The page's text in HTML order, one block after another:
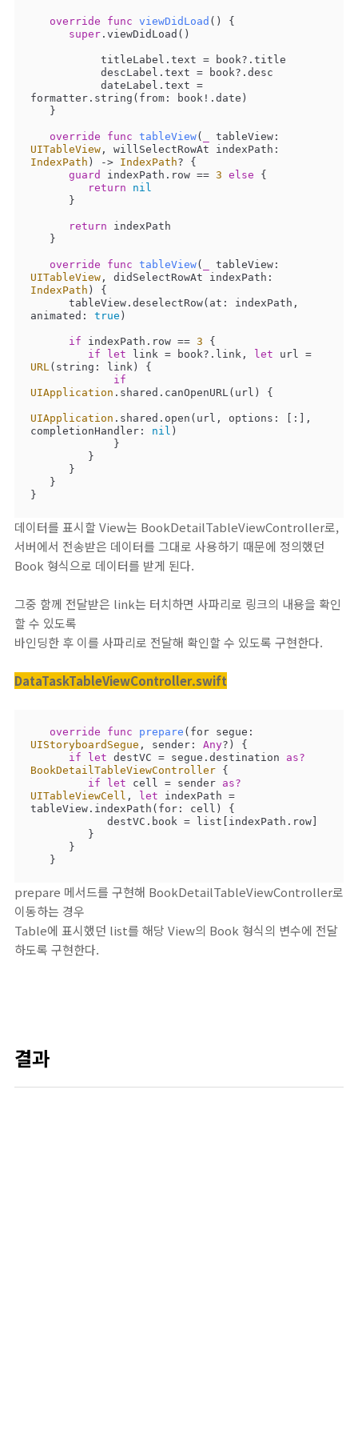
override func viewDidLoad ()
{
super .viewDidLoad()
	   titleLabel.text
= book? .title
	   descLabel.text
= book? .desc
	   dateLabel.text
=
formatter.string(from: book ! .date)
override func tableView( tableView
UITableView , willSelectRowAt indexPath
IndexPath ) -> IndexPath? {
guard
indexPath.row == 3 else {
return
nil
return indexPath
override func tableView( tableView
UITableView , didSelectRowAt indexPath
IndexPath )
{
animated: true )
if indexPath.row == 3 {
if
let link = book? .link, let url =
URL(string: link) {
if
UIApplication .shared.canOpenURL(url) {
UIApplication .shared.open(url, options: [:],
completionHandler: nil )
}
데이터를 표시할 View는 BookDetailTableViewController로,
서버에서 전송받은 데이터를 그대로 사용하기 때문에 정의했던
Book 형식으로 데이터를 받게 된다.
그중 함께 전달받은 link는 터치하면 사파리로 링크의 내용을 확인
할 수 있도록
바인딩한 후 이를 사파리로 전달해 확인할 수 있도록 구현한다.
DataTaskTableViewController.swift
override func prepare ( for segue
UIStoryboardSegue , sender : Any? )
{
if
let destVC = segue.destination as?
BookDetailTableViewController {
if
let cell = sender as?
UITableViewCell , let indexPath =
tableView.indexPath(for: cell) {
            destVC.book
= list[indexPath.row]
   }
prepare 메서드를 구현해 BookDetailTableViewController로
이동하는 경우
Table에 표시했던 list를 해당 View의 Book 형식의 변수에 전달
하도록 구현한다.
결과